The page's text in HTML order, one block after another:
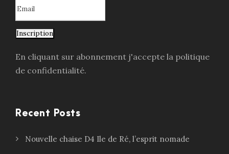
Inscription
En cliquant sur abonnement j'accepte la politique
de confidentialité.
Recent Posts
Nouvelle chaise D4 Ile de Ré, l’esprit nomade